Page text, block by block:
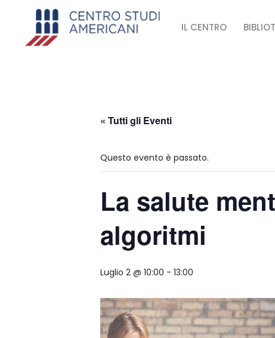
IL CENTRO
« Tutti gli Eventi
Questo evento è passato.
La salute
algoritmi
Luglio 2 @ 10:00 - 13:00